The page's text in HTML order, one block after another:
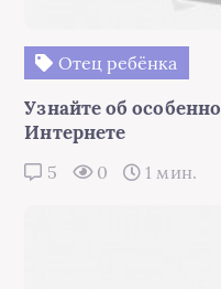
Отец ребёнка
Узнайте об
Интернете
5 0 1 мин.